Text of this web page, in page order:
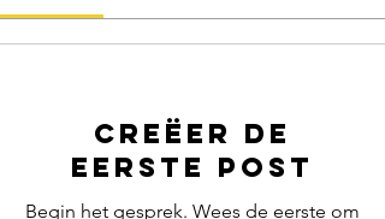
Creëer de
eerste post
Begin het gesprek. Wees de eerste om